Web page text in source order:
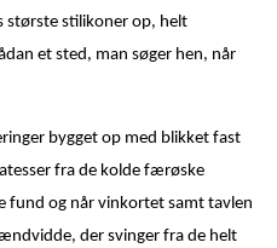
største stilikoner op, helt
et sted, man søger hen, når
bygget op med blikket fast
fra de kolde færøske
fund og når vinkortet samt tavlen
der svinger fra de helt